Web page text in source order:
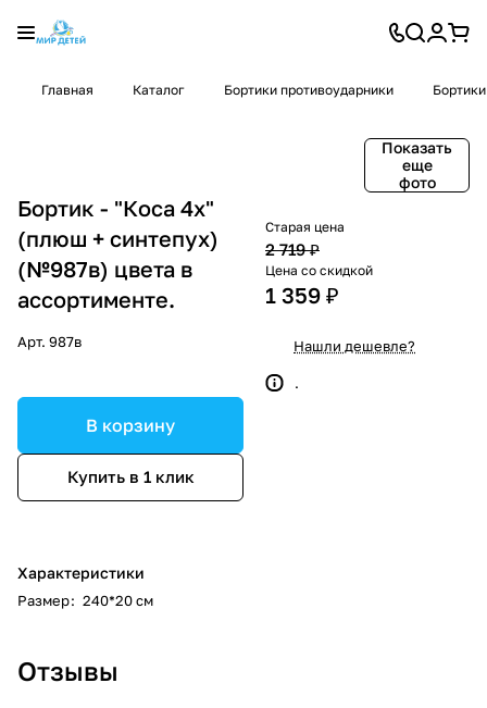
Главная Каталог Бортики противоударники
Показать
еще
фото
Бортик - "Коса 4х"
(плюш + синтепух)
(№987в) цвета в
ассортименте.
Арт. 987в
В корзину
Купить в 1 клик
Характеристики
Размер: 240*20 см
Старая цена
2 719 ₽
Цена со скидкой
1 359 ₽
Нашли дешевле?
.
Отзывы